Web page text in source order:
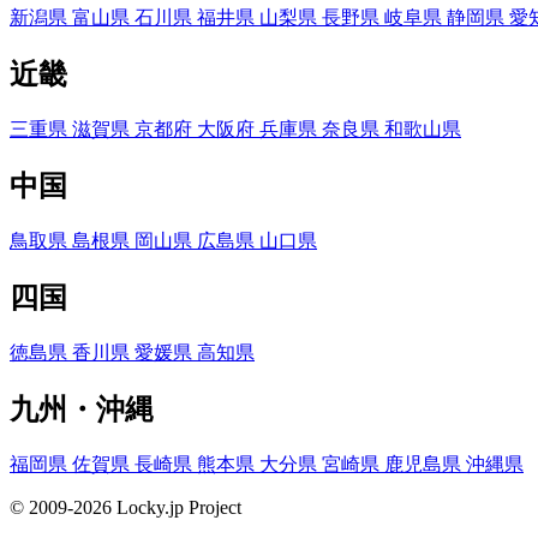
新潟県 富山県 石川県 福井県 山梨県 長野県 岐阜県 静岡県 愛
近畿
三重県 滋賀県 京都府 大阪府 兵庫県 奈良県 和歌山県
中国
鳥取県 島根県 岡山県 広島県 山口県
四国
徳島県 香川県 愛媛県 高知県
九州・沖縄
福岡県 佐賀県 長崎県 熊本県 大分県 宮崎県 鹿児島県 沖縄県
© 2009-2026 Locky.jp Project